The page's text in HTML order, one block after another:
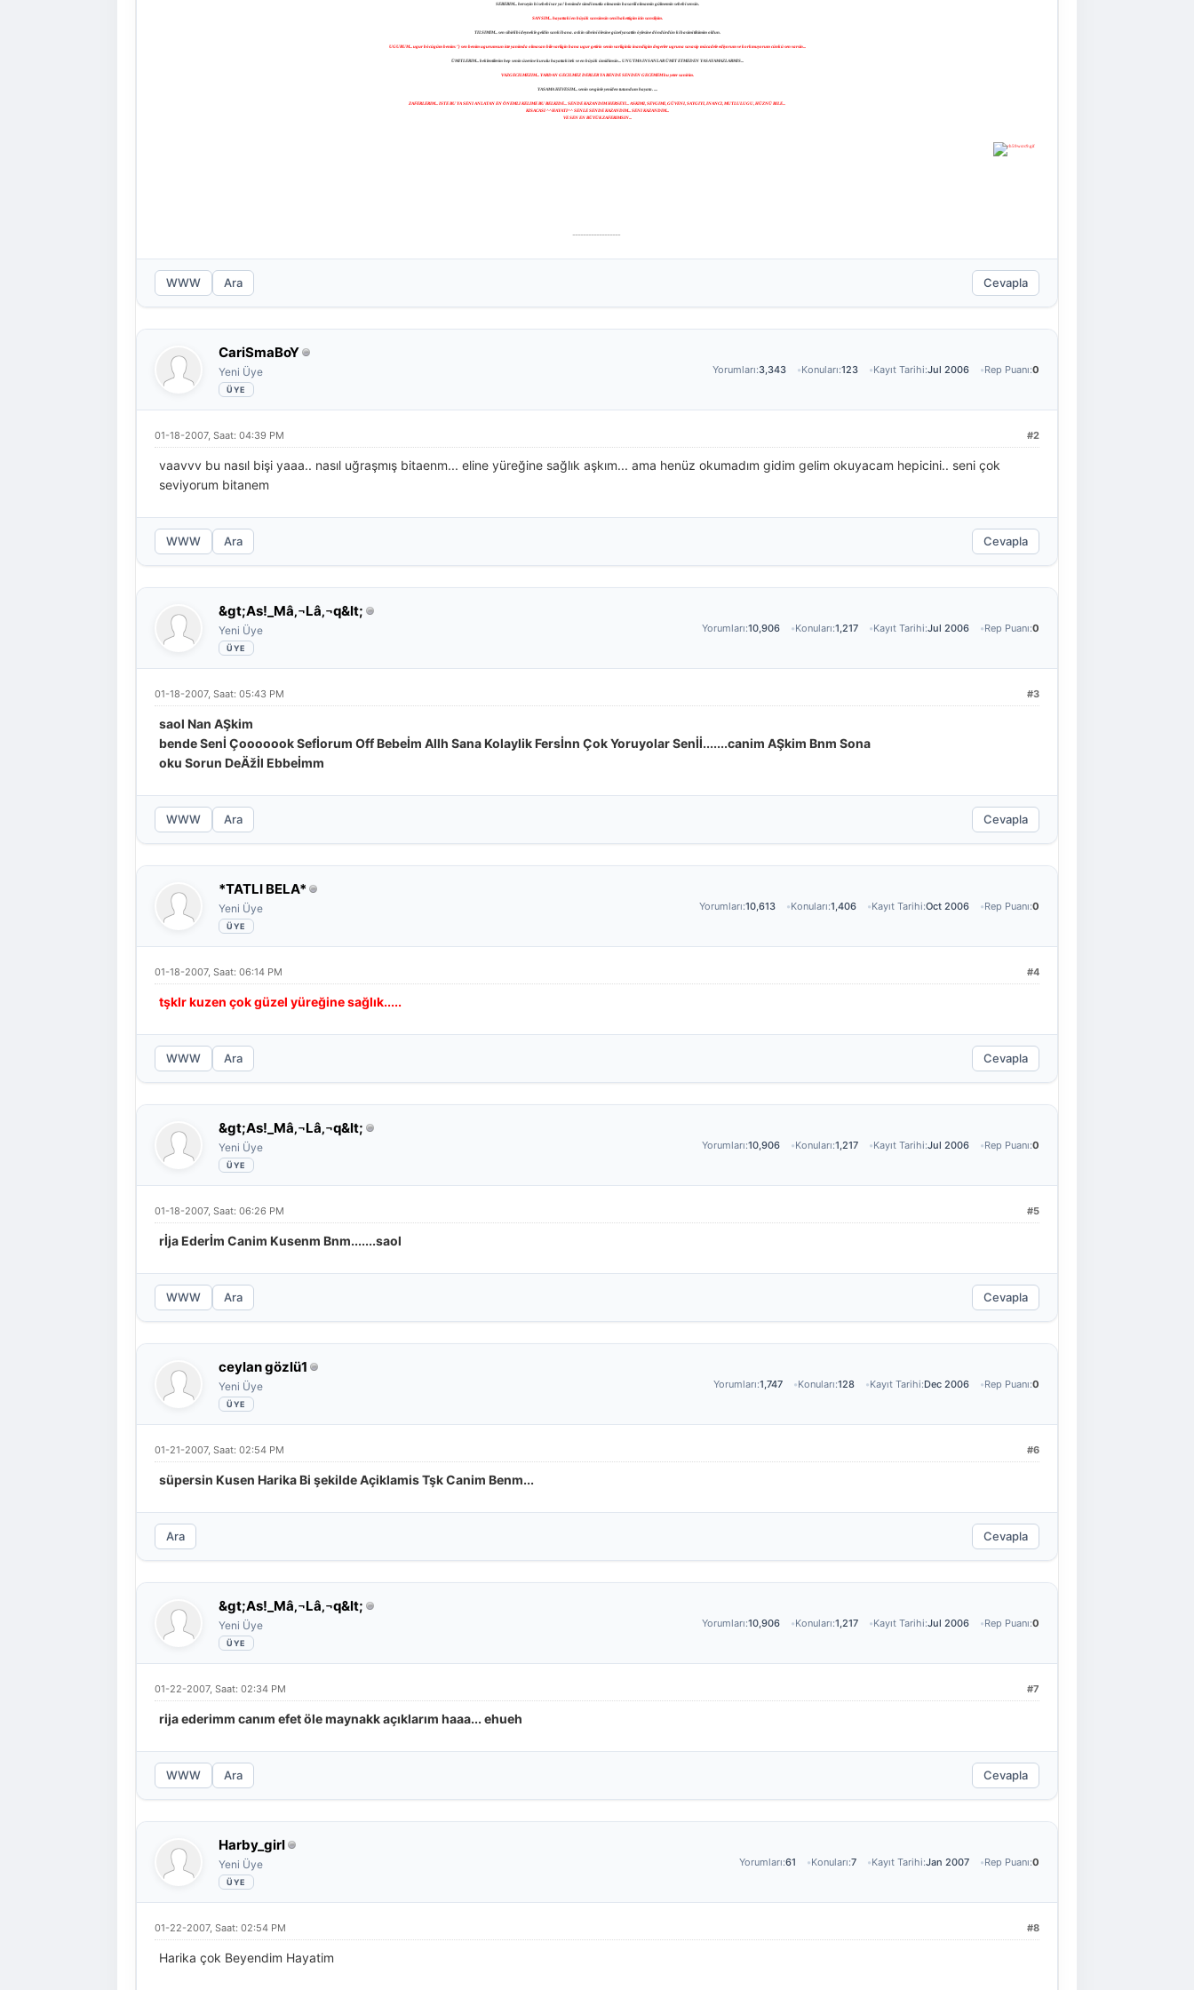
SEBEBIM... herseyin bi sebebi var ya! benimde simdi mutlu olmamin basarili olmamin gülmemin sebebi sensin.
SANSIM... hayattaki en büyük sansimsin seni hakettigim icin sansliyim.
TILSIMIM... sen sihirli bi deynekle geldin sanki bana. askin sihrini ölesine güzel yasattin öylesine döndürdün ki basimi tilsimim oldun.
UGURUM... ugur böcügüm benim:'') sen benim ugurumsun iste yanimda olmasan bile varligin bana ugur getirio senin varliginla inandigim degerler ugruna savasip mücadele ediyorum ve korkmuyorum cünkü sen varsin...
ÜMITLERIM... beklentilerim hep senin üzerine kurulu hayattaki tek ve en büyük ümidimsin... UNUTMA INSANLAR ÜMIT ETMEDEN YASAYAMAZLARMIS...
VAZGECILMEZIM... YARDAN GECILMEZ DERLER YA BENDE SENDEN GECEMEM bu yeter sanirim.
YASAMA HEVESIM... senin sevginle yeniden tutundum hayata. ....
ZAFERLERIM... ISTE BU YA SENI ANLATAN EN ÖNEMLI KELIME BU BELKIDE... SENDE KAZANDIM HERSEYI... ASKIMI, SEVGIMI, GÜVENI, SAYGIYI, INANCI, MUTLULUGU, HÜZNÜ BILE...
KISACASI ^^HAYATI^^ SENLE SENDE KAZANDIM... SENI KAZANDIM...
VE SEN EN BÜYÜK ZAFERIMSIN...
WWW Ara Cevapla
CariSmaBoY
Yeni Üye Yorumları:3,343 Konuları:123 Kayıt Tarihi:Jul 2006 Rep Puanı:0
#2
01-18-2007, Saat: 04:39 PM
vaavvv bu nasıl bişi yaaa.. nasıl uğraşmış bitaenm... eline yüreğine sağlık aşkım... ama henüz okumadım gidim gelim okuyacam hepicini.. seni çok
seviyorum bitanem
WWW Ara Cevapla
&gt;As!_Mâ‚¬Lâ‚¬q&lt;
Yeni Üye Yorumları:10,906 Konuları:1,217 Kayıt Tarihi:Jul 2006 Rep Puanı:0
#3
01-18-2007, Saat: 05:43 PM
saol Nan AŞkim
bende Senİ Çooooook Sefİorum Off Bebeİm Allh Sana Kolaylik Fersİnn Çok Yoruyolar Senİİ.......canim AŞkim Bnm Sona
oku Sorun DeÄžİl Ebbeİmm
WWW Ara Cevapla
*TATLI BELA*
Yeni Üye Yorumları:10,613 Konuları:1,406 Kayıt Tarihi:Oct 2006 Rep Puanı:0
#4
01-18-2007, Saat: 06:14 PM
tşklr kuzen çok güzel yüreğine sağlık.....
WWW Ara Cevapla
&gt;As!_Mâ‚¬Lâ‚¬q&lt;
Yeni Üye Yorumları:10,906 Konuları:1,217 Kayıt Tarihi:Jul 2006 Rep Puanı:0
#5
01-18-2007, Saat: 06:26 PM
rİja Ederİm Canim Kusenm Bnm.......saol
WWW Ara Cevapla
ceylan gözlü1
Yeni Üye Yorumları:1,747 Konuları:128 Kayıt Tarihi:Dec 2006 Rep Puanı:0
#6
01-21-2007, Saat: 02:54 PM
süpersin Kusen Harika Bi şekilde Açiklamis Tşk Canim Benm...
Ara Cevapla
&gt;As!_Mâ‚¬Lâ‚¬q&lt;
Yeni Üye Yorumları:10,906 Konuları:1,217 Kayıt Tarihi:Jul 2006 Rep Puanı:0
#7
01-22-2007, Saat: 02:34 PM
rija ederimm canım efet öle maynakk açıklarım haaa... ehueh
WWW Ara Cevapla
Harby_girl
Yeni Üye Yorumları:61 Konuları:7 Kayıt Tarihi:Jan 2007 Rep Puanı:0
#8
01-22-2007, Saat: 02:54 PM
Harika çok Beyendim Hayatim